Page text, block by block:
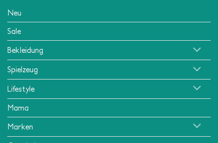
Neu
Sale
Bekleidung
Spielzeug
Lifestyle
Mama
Marken